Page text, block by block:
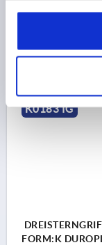
gesammelt
Bestellnummer:
2,93 CHF
zzgl. MwSt.
K0183 IG
FORM:K